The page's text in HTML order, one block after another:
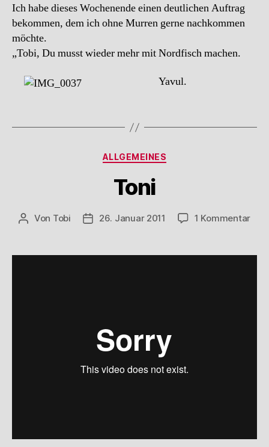
Ich habe dieses Wochenende einen deutlichen Auftrag
bekommen, dem ich ohne Murren gerne nachkommen
möchte.
„Tobi, Du musst wieder mehr mit Nordfisch machen.
Yavul.
Kategorien
ALLGEMEINES
Toni
Beitragsautor
Von Tobi Beitragsdatum
26. Januar 2011 1 Kommentarzu